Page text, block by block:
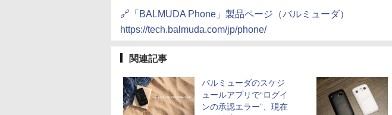
🔗「BALMUDA Phone」製品ページ（バルミューダ）
https://tech.balmuda.com/jp/phone/
関連記事
バルミューダのスケジ
ュールアプリで“ログイ
ンの承認エラー”、現在